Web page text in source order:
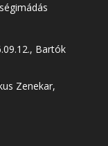
Bartók
Zenekar,